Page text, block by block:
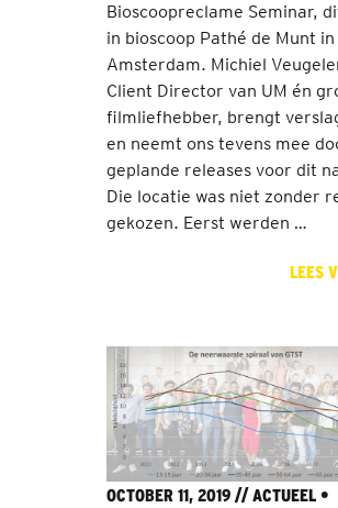
Bioscoopreclame Seminar,
in bioscoop Pathé de Munt in
Amsterdam. Michiel
Client Director van UM én
filmliefhebber, brengt
en neemt ons tevens mee
geplande releases voor dit
Die locatie was niet zonder
gekozen. Eerst werden …
LEES
OCTOBER 11, 2019 //ACTUEEL •